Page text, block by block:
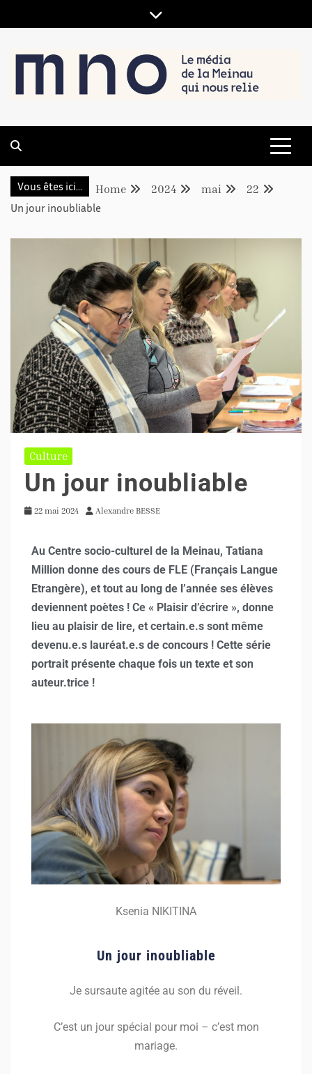
Vous êtes ici... Home 2024 mai
22
Un jour inoubliable
Culture
Un jour inoubliable
22 mai 2024 Alexandre BESSE
Au Centre socio-culturel de la Meinau, Tatiana
Million donne des cours de FLE (Français Langue
Etrangère), et tout au long de l’année ses élèves
deviennent poètes ! Ce « Plaisir d’écrire », donne
lieu au plaisir de lire, et certain.e.s sont même
devenu.e.s lauréat.e.s de concours ! Cette série
portrait présente chaque fois un texte et son
auteur.trice !
Ksenia NIKITINA
Un jour inoubliable
Je sursaute agitée au son du réveil.
C’est un jour spécial pour moi – c’est mon
mariage.